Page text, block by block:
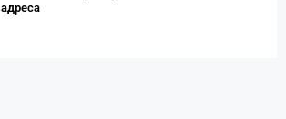
адреса